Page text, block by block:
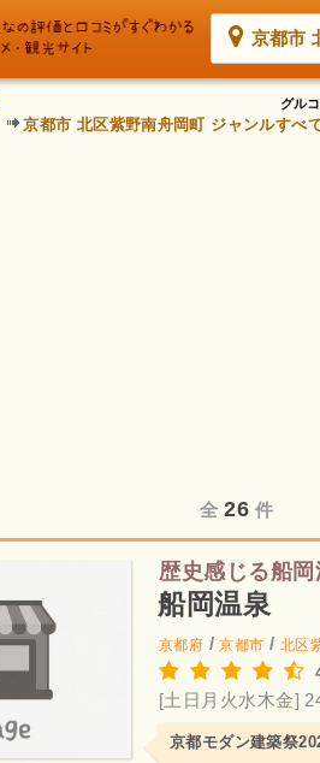
京都市
グル
京都市 北区紫野南舟岡町 ジャンルすべ
全 26 件
歴史感じる船
船岡温泉
京都府 /京都市 / 北区
[土日月火水木金]
京都モダン建築祭